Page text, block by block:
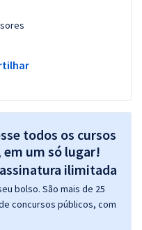
todos os cursos
em um só lugar!
bolso. São mais de 25
concursos públicos, com